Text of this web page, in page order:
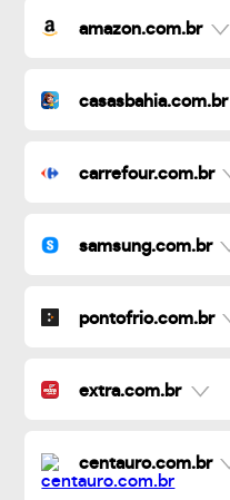
amazon.com.br
casasbahia.com.br
carrefour.com.br
samsung.com.br
pontofrio.com.br
extra.com.br
centauro.com.br